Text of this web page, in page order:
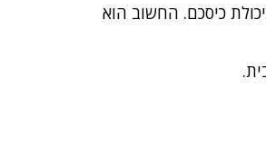
כיסכם. החשוב הוא